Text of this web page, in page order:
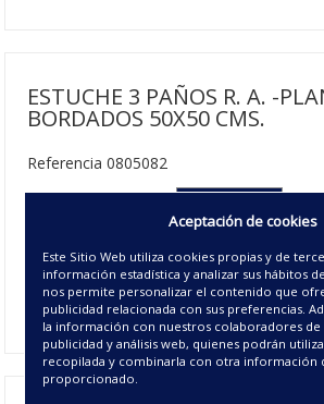
ESTUCHE 3 PAÑOS R. A. -
BORDADOS 50X50 CMS.
Referencia 0805082
00 - UNICO
050X50 cm
17.50€ | 25 u/c.
Disponible
Aceptación de cookies
Este Sitio Web utiliza cookies propias y de
información estadística y analizar sus hábitos
nos permite personalizar el contenido que
publicidad relacionada con sus preferencias.
la información con nuestros colaboradores de
publicidad y análisis web, quienes podrán
recopilada y combinarla con otra información
proporcionado.